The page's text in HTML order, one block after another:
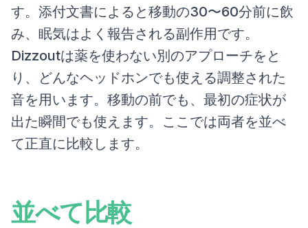
す。添付文書によると移動の30〜60分前に飲
み、眠気はよく報告される副作用です。
Dizzoutは薬を使わない別のアプローチをと
り、どんなヘッドホンでも使える調整された
音を用います。移動の前でも、最初の症状が
出た瞬間でも使えます。ここでは両者を並べ
て正直に比較します。
並べて比較